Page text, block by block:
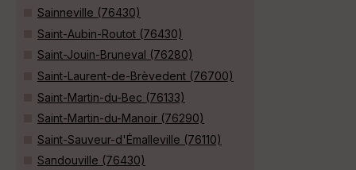
Sainneville (76430)
Saint-Aubin-Routot (76430)
Saint-Jouin-Bruneval (76280)
Saint-Laurent-de-Brèvedent (76700)
Saint-Martin-du-Bec (76133)
Saint-Martin-du-Manoir (76290)
Saint-Sauveur-d'Émalleville (76110)
Sandouville (76430)